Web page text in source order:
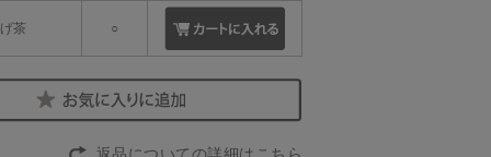
茶 ○